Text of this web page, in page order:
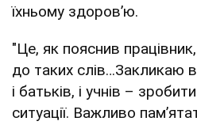
їхньому здоров’ю.
"Це, як пояснив
до таких слів…Закликаю
і батьків, і учнів –
ситуації. Важливо